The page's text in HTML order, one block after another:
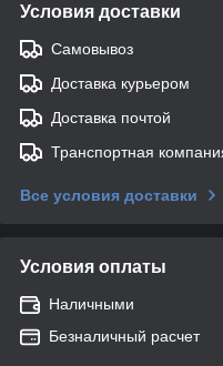
Условия доставки
Самовывоз
Доставка курьером
Доставка почтой
Транспортная
Все условия доставки
Условия оплаты
Наличными
Безналичный расчет